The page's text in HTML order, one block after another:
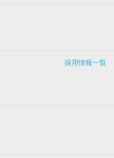
採用情報一覧